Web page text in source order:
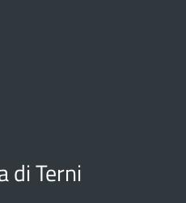
di Terni